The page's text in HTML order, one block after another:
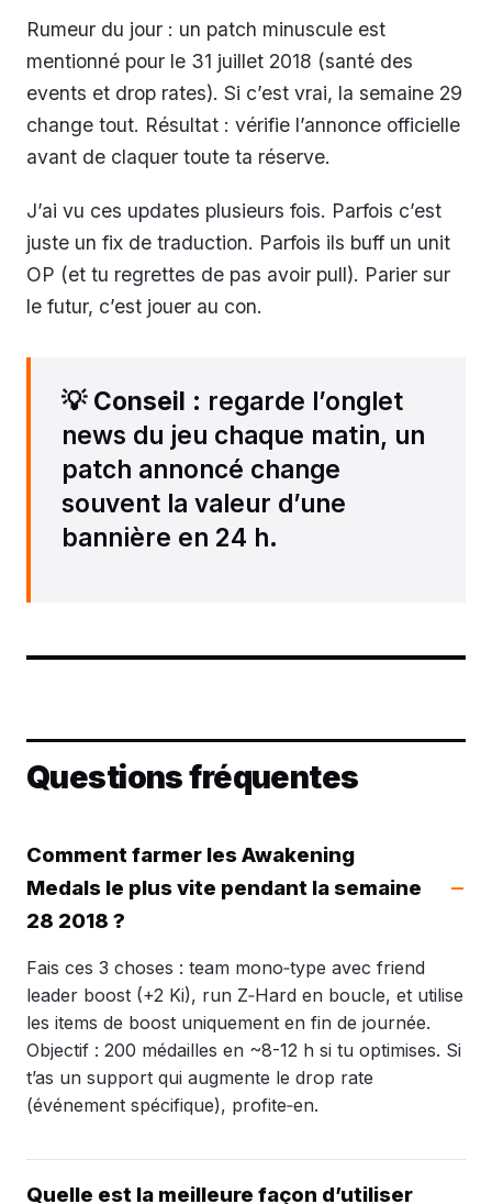
Rumeur du jour : un patch minuscule est
mentionné pour le 31 juillet 2018 (santé des
events et drop rates). Si c’est vrai, la semaine 29
change tout. Résultat : vérifie l’annonce officielle
avant de claquer toute ta réserve.
J’ai vu ces updates plusieurs fois. Parfois c’est
juste un fix de traduction. Parfois ils buff un unit
OP (et tu regrettes de pas avoir pull). Parier sur
le futur, c’est jouer au con.
💡 Conseil : regarde l’onglet
news du jeu chaque matin, un
patch annoncé change
souvent la valeur d’une
bannière en 24 h.
Questions fréquentes
Comment farmer les Awakening
Medals le plus vite pendant la semaine
28 2018 ?
Fais ces 3 choses : team mono‑type avec friend
leader boost (+2 Ki), run Z‑Hard en boucle, et utilise
les items de boost uniquement en fin de journée.
Objectif : 200 médailles en ~8-12 h si tu optimises. Si
t’as un support qui augmente le drop rate
(événement spécifique), profite‑en.
Quelle est la meilleure façon d’utiliser